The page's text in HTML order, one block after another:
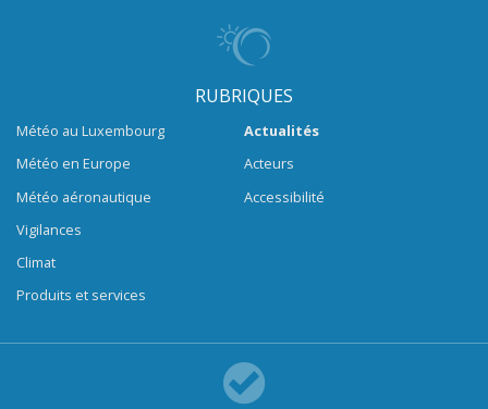
RUBRIQUES
Météo au Luxembourg
Météo en Europe
Météo aéronautique
Vigilances
Climat
Produits et services
Actualités
Acteurs
Accessibilité